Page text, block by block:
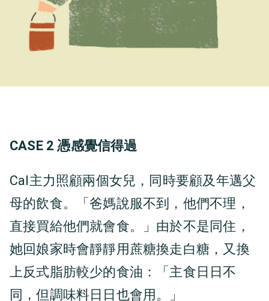
CASE 2 憑感覺信得過
Cal主力照顧兩個女兒，同時要顧及年邁父
母的飲食。「爸媽說服不到，他們不理，
直接買給他們就會食。」由於不是同住，
她回娘家時會靜靜用蔗糖換走白糖，又換
上反式脂肪較少的食油：「主食日日不
同，但調味料日日也會用。」